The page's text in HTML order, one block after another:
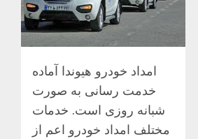
امداد خودرو هیوندا آماده
خدمت رسانی به صورت
شبانه روزی است. خدمات
مختلف امداد خودرو اعم از